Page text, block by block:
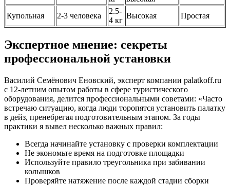
Купольная 2-3 человека
2.5-
4 кг
Высокая Простая
Экспертное мнение: секреты
профессиональной установки
Василий Семёнович Еновский, эксперт компании palatkoff.ru
с 12-летним опытом работы в сфере туристического
оборудования, делится профессиональными советами: «Часто
встречаю ситуацию, когда люди торопятся установить палатку
в дейз, пренебрегая подготовительным этапом. За годы
практики я вывел несколько важных правил:
Всегда начинайте установку с проверки комплектации
Не экономьте время на подготовке площадки
Используйте правило треугольника при забивании
колышков
Проверяйте натяжение после каждой стадии сборки